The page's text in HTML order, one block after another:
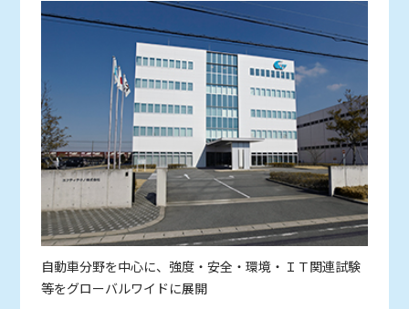
自動車分野を中心に、強度・安全・環境・ＩＴ関連試験
等をグローバルワイドに展開